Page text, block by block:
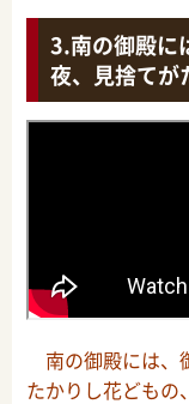
南の御殿に
夜、見捨てが
南の御殿には、
たかりし花どもの